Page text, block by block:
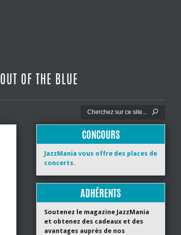
OUT OF THE BLUE
CONCOURS
JazzMania vous offre des places de
concerts.
ADHÉRENTS
Soutenez le magazine JazzMania
et obtenez des cadeaux et des
avantages auprès de nos